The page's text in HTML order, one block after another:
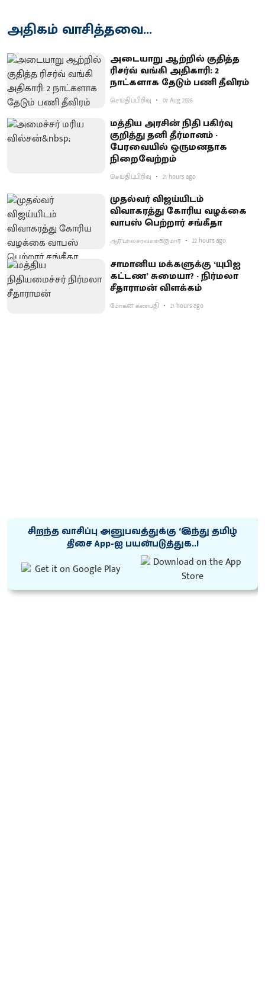
அதிகம் வாசித்தவை...
அடையாறு ஆற்றில் குதித்த
ரிசர்வ் வங்கி அதிகாரி: 2
நாட்களாக தேடும் பணி தீவிரம்
செய்திப்பிரிவு 07 Aug 2026
மத்திய அரசின் நிதி பகிர்வு
குறித்து தனி தீர்மானம் -
பேரவையில் ஒருமனதாக
நிறைவேற்றம்
செய்திப்பிரிவு 21 hours ago
முதல்வர் விஜய்யிடம்
விவாகரத்து கோரிய வழக்கை
வாபஸ் பெற்றார் சங்கீதா
ஆர்.பாலசரவணக்குமார் 22 hours ago
சாமானிய மக்களுக்கு ‘யுபிஐ
கட்டண’ சுமையா? - நிர்மலா
சீதாராமன் விளக்கம்
மோகன் கணபதி 21 hours ago
சிறந்த வாசிப்பு அனுபவத்துக்கு ‘இந்து தமிழ்
திசை App-ஐ பயன்படுத்துக..!